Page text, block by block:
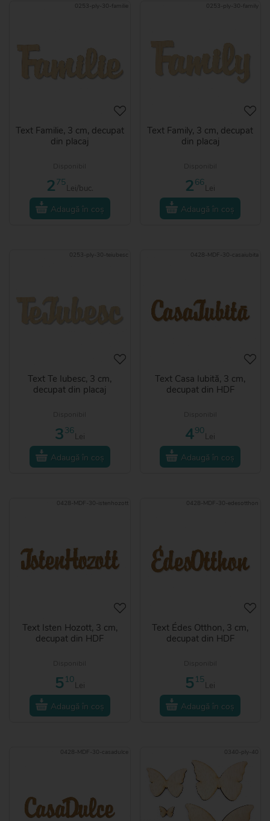
0253-ply-30-familie
Text Familie, 3 cm, decupat
din placaj
275
Lei/buc.
Adaugă în coș
0253-ply-30-family
Text Family, 3 cm, decupat
din placaj
266
Lei
Adaugă în coș
0253-ply-30-teiubesc
Text Te Iubesc, 3 cm,
decupat din placaj
336
Lei
Adaugă în coș
0428-MDF-30-casaiubita
Text Casa Iubită, 3 cm,
decupat din HDF
490
Lei
Adaugă în coș
0428-MDF-30-istenhozott
Text Isten Hozott, 3 cm,
decupat din HDF
5 10
Lei
Adaugă în coș
0428-MDF-30-edesotthon
Text Édes Otthon, 3 cm,
decupat din HDF
5 15
Lei
Adaugă în coș
0428-MDF-30-casadulce 0340-ply-40